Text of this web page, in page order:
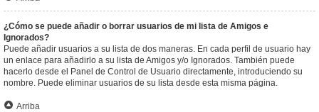
¿Cómo se puede añadir o borrar usuarios de mi lista de Amigos e
Ignorados?
Puede añadir usuarios a su lista de dos maneras. En cada perfil de usuario hay
un enlace para añadirlo a su lista de Amigos y/o Ignorados. También puede
hacerlo desde el Panel de Control de Usuario directamente, introduciendo su
nombre. Puede eliminar usuarios de su lista desde esta misma página.
Arriba